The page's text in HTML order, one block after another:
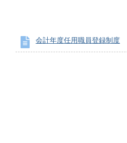
会計年度任用職員登録制度